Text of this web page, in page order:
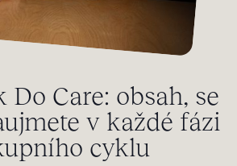
Do Care: obsah, se
v každé fázi
cyklu